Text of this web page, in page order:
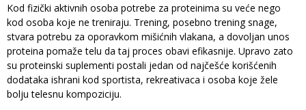
Kod fizički aktivnih osoba potrebe za proteinima su veće nego
kod osoba koje ne treniraju. Trening, posebno trening snage,
stvara potrebu za oporavkom mišićnih vlakana, a dovoljan unos
proteina pomaže telu da taj proces obavi efikasnije. Upravo zato
su proteinski suplementi postali jedan od najčešće korišćenih
dodataka ishrani kod sportista, rekreativaca i osoba koje žele
bolju telesnu kompoziciju.